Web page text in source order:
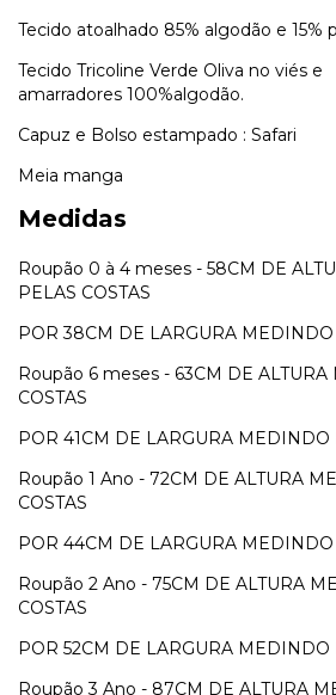
Tecido atoalhado 85% algodão e 15%
Tecido Tricoline Verde Oliva no viés e
amarradores 100%algodão.
Capuz e Bolso estampado : Safari
Meia manga
Medidas
Roupão 0 à 4 meses - 58CM DE
PELAS COSTAS
POR 38CM DE LARGURA MEDINDO
Roupão 6 meses - 63CM DE
COSTAS
POR 41CM DE LARGURA MEDINDO
Roupão 1 Ano - 72CM DE ALTURA
COSTAS
POR 44CM DE LARGURA MEDINDO
Roupão 2 Ano - 75CM DE ALTURA
COSTAS
POR 52CM DE LARGURA MEDINDO
Roupão 3 Ano - 87CM DE ALTURA